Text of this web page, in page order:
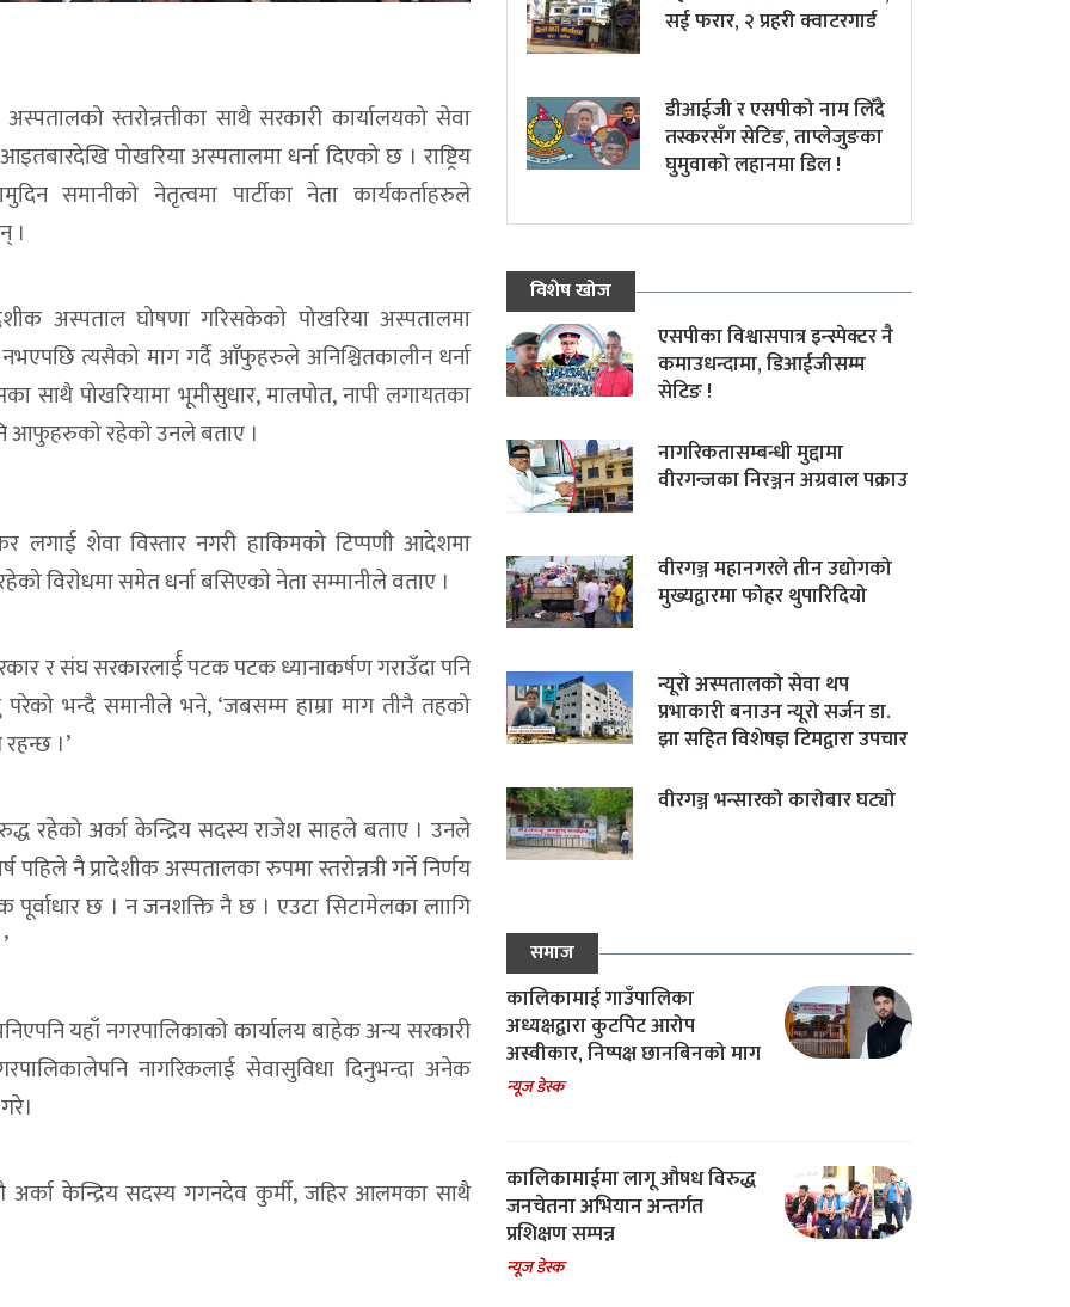
स्तरोन्नत्तीका साथै सरकारी कार्यालयको सेवा
आइतबारदेखि पोखरिया अस्पतालमा धर्ना दिएको छ । राष्ट्रिय
समानीको नेतृत्वमा पार्टीका नेता कार्यकर्ताहरुले
।
अस्पताल घोषणा गरिसकेको पोखरिया अस्पतालमा
त्यसैको माग गर्दै आँफुहरुले अनिश्चितकालीन धर्ना
साथै पोखरियामा भूमीसुधार, मालपोत, नापी लगायतका
आफुहरुको रहेको उनले बताए ।
लगाई शेवा विस्तार नगरी हाकिमको टिप्पणी आदेशमा
विराेधमा समेत धर्ना बसिएकाे नेता सम्मानीले वताए ।
र संघ सरकारलार्ई पटक पटक ध्यानाकर्षण गराउँदा पनि
भन्दै समानीले भने, ‘जबसम्म हाम्रा माग तीनै तहको
।’
रहेको अर्का केन्द्रिय सदस्य राजेश साहले बताए । उनले
नै प्रादेशीक अस्पतालका रुपमा स्तरोन्नत्री गर्ने निर्णय
छ । न जनशक्ति नै छ । एउटा सिटामेलका लाागि
यहाँ नगरपालिकाको कार्यालय बाहेक अन्य सरकारी
नागरिकलाई सेवासुविधा दिनुभन्दा अनेक
अर्का केन्द्रिय सदस्य गगनदेव कुर्मी, जहिर आलमका साथै
सई फरार, २ प्रहरी क्वाटरगार्ड
डीआईजी र एसपीको नाम लिँदै
तस्करसँग सेटिङ, ताप्लेजुङका
घुमुवाको लहानमा डिल !
विशेष खोज
एसपीका विश्वासपात्र इन्स्पेक्टर नै
कमाउधन्दामा, डिआईजीसम्म
सेटिङ !
नागरिकतासम्बन्धी मुद्दामा
वीरगन्जका निरञ्जन अग्रवाल पक्राउ
वीरगञ्ज महानगरले तीन उद्योगको
मुख्यद्वारमा फोहर थुपारिदियो
न्यूरो अस्पतालको सेवा थप
प्रभाकारी बनाउन न्यूरो सर्जन डा.
झा सहित विशेषज्ञ टिमद्वारा उपचार
वीरगञ्ज भन्सारको कारोबार घट्यो
समाज
कालिकामाई गाउँपालिका
अध्यक्षद्वारा कुटपिट आरोप
अस्वीकार, निष्पक्ष छानबिनको माग
न्यूज डेस्क
कालिकामाईमा लागू औषध विरुद्ध
जनचेतना अभियान अन्तर्गत
प्रशिक्षण सम्पन्न
न्यूज डेस्क